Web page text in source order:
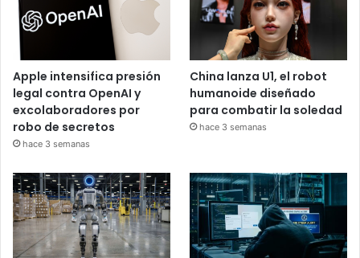
Apple intensifica presión
legal contra OpenAI y
excolaboradores por
robo de secretos
hace 3 semanas
China lanza U1, el robot
humanoide diseñado
para combatir la soledad
hace 3 semanas